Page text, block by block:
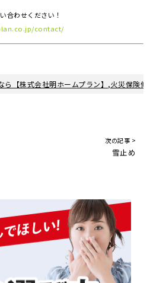
わせください！
contact/
ら【株式会社明ホームプラン】,火災保険修
次の記事 >
雪止め